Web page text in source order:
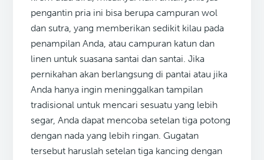
pengantin pria ini bisa berupa campuran wol
dan sutra, yang memberikan sedikit kilau pada
penampilan Anda, atau campuran katun dan
linen untuk suasana santai dan santai. Jika
pernikahan akan berlangsung di pantai atau jika
Anda hanya ingin meninggalkan tampilan
tradisional untuk mencari sesuatu yang lebih
segar, Anda dapat mencoba setelan tiga potong
dengan nada yang lebih ringan. Gugatan
tersebut haruslah setelan tiga kancing dengan